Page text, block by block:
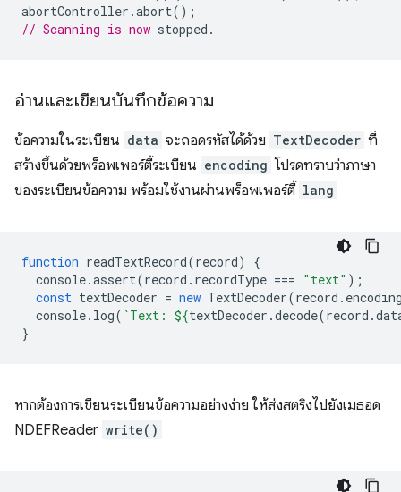
abortController .abort();
// Scanning is now
อ่านและเขียนบันทึกข้อความ
ข้อความในระเบียน data จะถอดรหัสได้ด้วย TextDecoder ที่
สร้างขึ้นด้วยพร็อพเพอร์ตี้ระเบียน encoding โปรดทราบว่าภาษา
ของระเบียนข้อความ พร้อมใช้งานผ่านพร็อพเพอร์ตี้ lang
function readTextRecord(record)
{
console.assert(record . recordType === "text" );
const textDecoder = new TextDecoder(record .
console. log( `Text: ${textDecoder .decode(record .
}
หากต้องการเขียนระเบียนข้อความอย่างง่าย ให้ส่งสตริงไปยังเมธอด
NDEFReader write()